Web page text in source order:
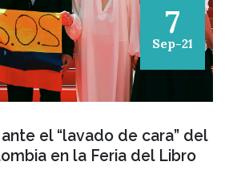
7
Sep-21
el “lavado de cara” del
en la Feria del Libro